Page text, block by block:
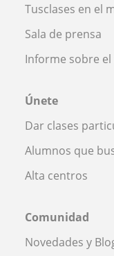
Tusclases en el
Sala de prensa
Informe sobre
Únete
Dar clases
Alumnos que
Alta centros
Comunidad
Novedades y